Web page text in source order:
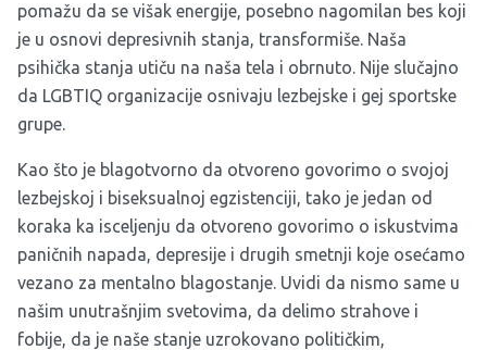
pomažu da se višak energije, posebno nagomilan bes koji
je u osnovi depresivnih stanja, transformiše. Naša
psihička stanja utiču na naša tela i obrnuto. Nije slučajno
da LGBTIQ organizacije osnivaju lezbejske i gej sportske
grupe.
Kao što je blagotvorno da otvoreno govorimo o svojoj
lezbejskoj i biseksualnoj egzistenciji, tako je jedan od
koraka ka isceljenju da otvoreno govorimo o iskustvima
paničnih napada, depresije i drugih smetnji koje osećamo
vezano za mentalno blagostanje. Uvidi da nismo same u
našim unutrašnjim svetovima, da delimo strahove i
fobije, da je naše stanje uzrokovano političkim,